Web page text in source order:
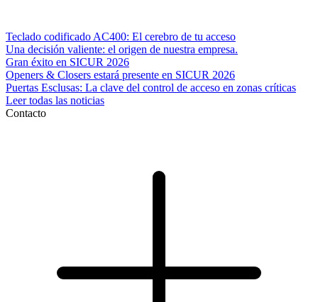
Teclado codificado AC400: El cerebro de tu acceso
Una decisión valiente: el origen de nuestra empresa.
Gran éxito en SICUR 2026
Openers & Closers estará presente en SICUR 2026
Puertas Esclusas: La clave del control de acceso en zonas críticas
Leer todas las noticias
Contacto